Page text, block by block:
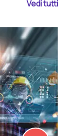
Vedi tutti